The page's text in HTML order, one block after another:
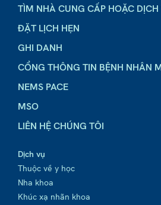
TÌM NHÀ CUNG CẤP HOẶC DỊCH
ĐẶT LỊCH HẸN
GHI DANH
CỔNG THÔNG TIN BỆNH NHÂN
NEMS PACE
MSO
LIÊN HỆ CHÚNG TÔI
Dịch vụ
Thuộc về y học
Nha khoa
Khúc xạ nhãn khoa